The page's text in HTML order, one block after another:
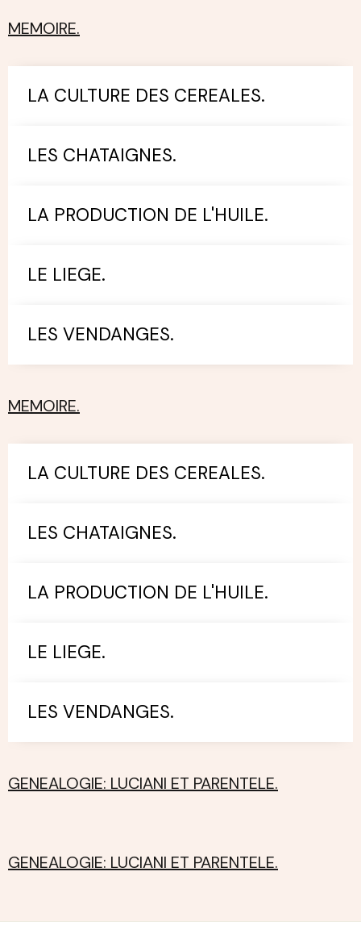
MEMOIRE.
LA CULTURE DES CEREALES.
LES CHATAIGNES.
LA PRODUCTION DE L'HUILE.
LE LIEGE.
LES VENDANGES.
MEMOIRE.
LA CULTURE DES CEREALES.
LES CHATAIGNES.
LA PRODUCTION DE L'HUILE.
LE LIEGE.
LES VENDANGES.
GENEALOGIE: LUCIANI ET PARENTELE.
GENEALOGIE: LUCIANI ET PARENTELE.